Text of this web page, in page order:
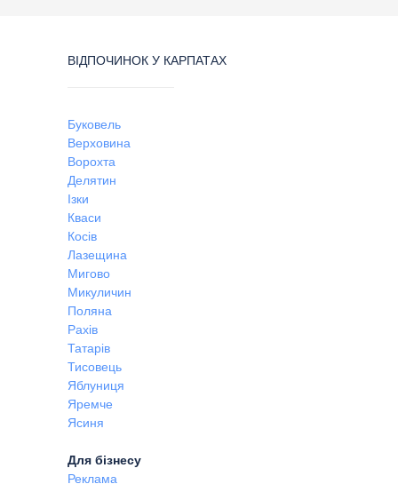
ВІДПОЧИНОК У КАРПАТАХ
Буковель
Верховина
Ворохта
Делятин
Ізки
Кваси
Косів
Лазещина
Мигово
Микуличин
Поляна
Рахів
Татарів
Тисовець
Яблуниця
Яремче
Ясиня
Для бізнесу
Реклама